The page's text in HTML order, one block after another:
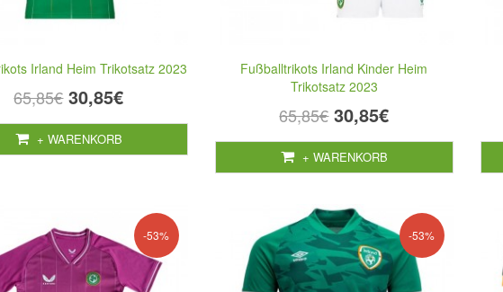
Irland Heim Trikotsatz 2023
65,85€ 30,85€
+ WARENKORB
Fußballtrikots Irland Kinder Heim
Trikotsatz 2023
65,85€ 30,85€
+ WARENKORB
-53% -53%